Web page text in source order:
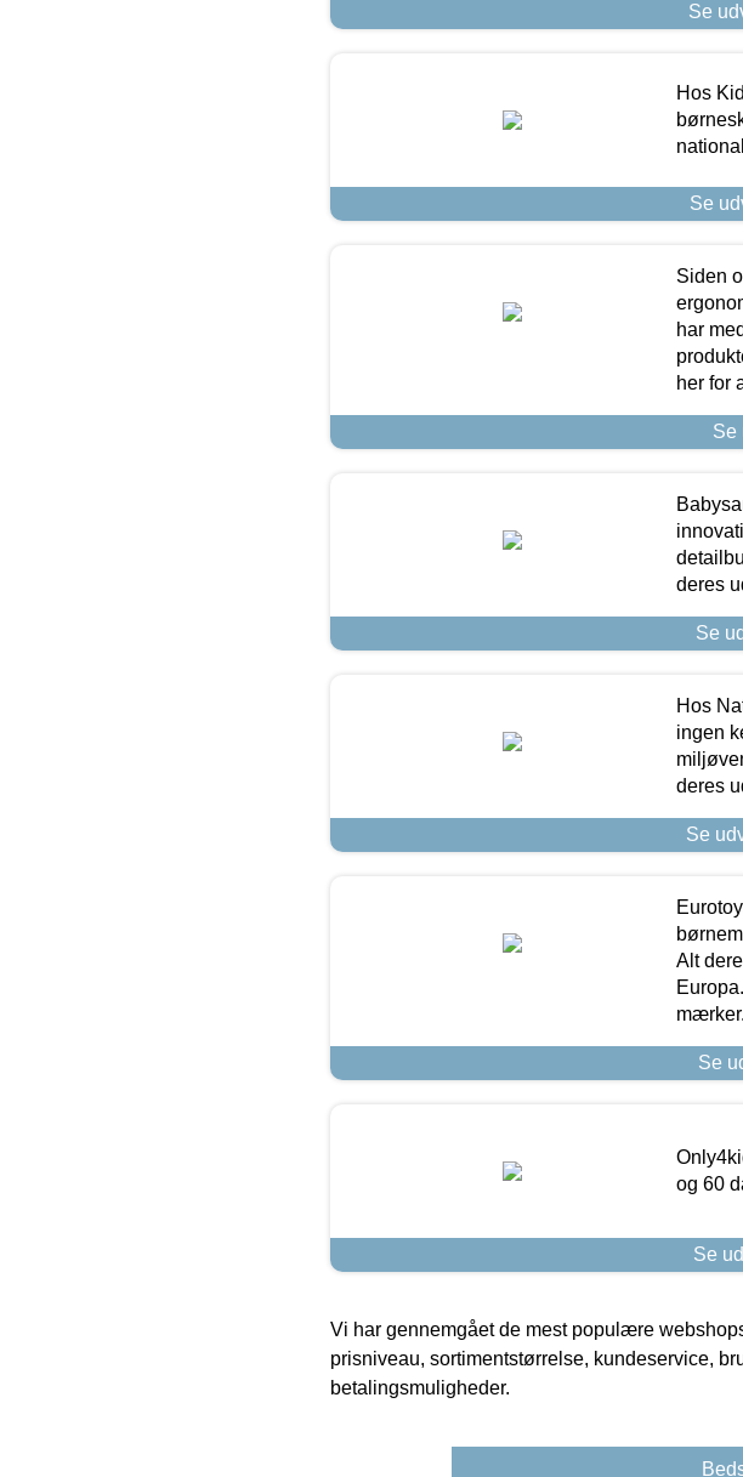
Se
Hos
Se
Siden
har
her for
Se
deres
Se
Hos
ingen
deres
Se
Alt
Se
og 60
Se
Vi har gennemgået de mest populære
prisniveau, sortimentstørrelse, kundeservice,
betalingsmuligheder.